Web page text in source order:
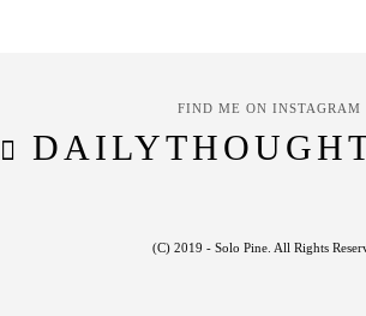
FIND ME ON INSTAGRAM
(C) 2019 - Solo Pine. All Rights